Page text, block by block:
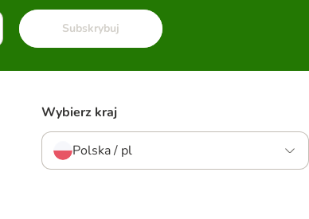
Subskrybuj
Wybierz kraj
Polska / pl